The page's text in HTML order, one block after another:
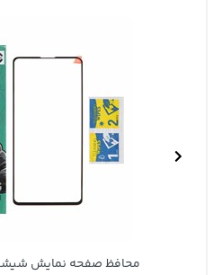
محافظ صفحه نمایش